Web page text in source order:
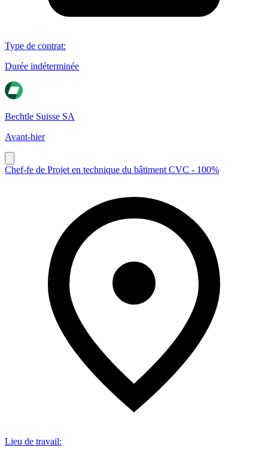
Type de contrat:
Durée indéterminée
Bechtle Suisse SA
Avant-hier
Chef-fe de Projet en technique du bâtiment CVC - 100%
Lieu de travail: